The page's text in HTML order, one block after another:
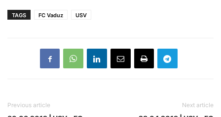
TAGS FC Vaduz USV
Previous article Next article